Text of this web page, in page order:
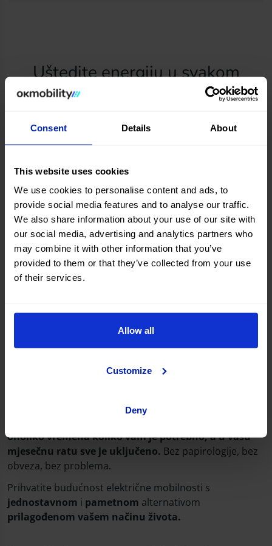
Consent Details About
This website uses cookies
We use cookies to personalise content and ads, to
provide social media features and to analyse our traffic.
We also share information about your use of our site with
our social media, advertising and analytics partners who
may combine it with other information that you’ve
provided to them or that they’ve collected from your use
of their services.
Allow all
Customize
Deny
Uštedite energiju u svakom
energiju u ono što vas zaista pokreće.
onoliko vremena koliko vam je potrebno, a u vašu
mjesečnu ratu sve je uključeno. Bez papirologije, bez
obveza, bez problema.
Prihvatite budućnost električne mobilnosti s
jednostavnom i pametnom alternativom
prilagođenom vašem načinu života.